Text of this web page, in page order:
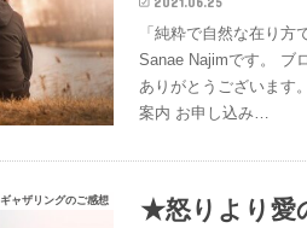
「純粋で自然な在り
Sanae Najimです。 ブ
ありがとうございます
案内 お申し込み…
ギャザリングのご感想
★怒りより愛